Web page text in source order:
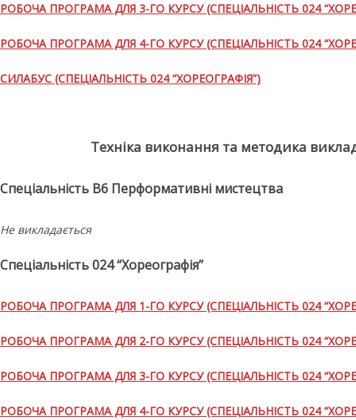
РОБОЧА ПРОГРАМА ДЛЯ 3-ГО КУРСУ (СПЕЦІАЛЬНІСТЬ 024
РОБОЧА ПРОГРАМА ДЛЯ 4-ГО КУРСУ (СПЕЦІАЛЬНІСТЬ 024
СИЛАБУС (СПЕЦІАЛЬНІСТЬ 024 “ХОРЕОГРАФІЯ”)
Техніка виконання та методика
Спеціальність В6 Перформативні мистецтва
Не викладається
Спеціальність 024 “Хореографія”
РОБОЧА ПРОГРАМА ДЛЯ 1-ГО КУРСУ (СПЕЦІАЛЬНІСТЬ 024
РОБОЧА ПРОГРАМА ДЛЯ 2-ГО КУРСУ (СПЕЦІАЛЬНІСТЬ 024
РОБОЧА ПРОГРАМА ДЛЯ 3-ГО КУРСУ (СПЕЦІАЛЬНІСТЬ 024
РОБОЧА ПРОГРАМА ДЛЯ 4-ГО КУРСУ (СПЕЦІАЛЬНІСТЬ 024